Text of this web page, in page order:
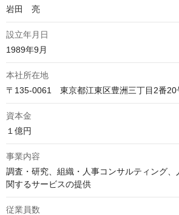
岩田　亮
設立年月日
1989年9月
本社所在地
〒135-0061　東京都江東区豊洲三丁目2番
資本金
１億円
事業内容
調査・研究、組織・人事コンサルティング
関するサービスの提供
従業員数